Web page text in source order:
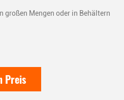
großen Mengen oder in Behältern
Preis